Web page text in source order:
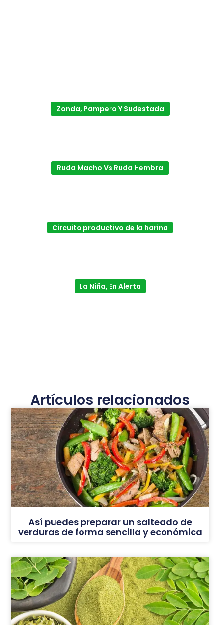
Zonda, Pampero Y Sudestada
Ruda Macho Vs Ruda Hembra
Circuito productivo de la harina
La Niña, En Alerta
Artículos relacionados
Así puedes preparar un salteado de
verduras de forma sencilla y económica